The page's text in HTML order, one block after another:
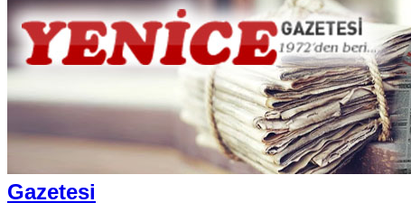
Gazetesi